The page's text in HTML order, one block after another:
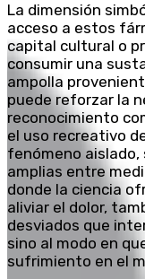
La dimensión
acceso a estos
capital cultural o
consumir una
ampolla
puede reforzar la
reconocimiento
el uso recreativo
fenómeno
amplias entre
donde la ciencia
aliviar el dolor,
desviados que
sino al modo en
sufrimiento en el